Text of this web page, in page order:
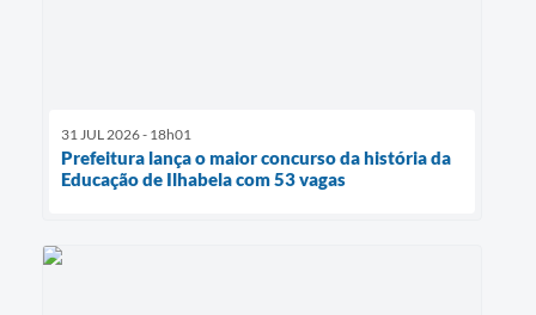
31 JUL 2026 - 18h01
Prefeitura lança o maior concurso da história da
Educação de Ilhabela com 53 vagas